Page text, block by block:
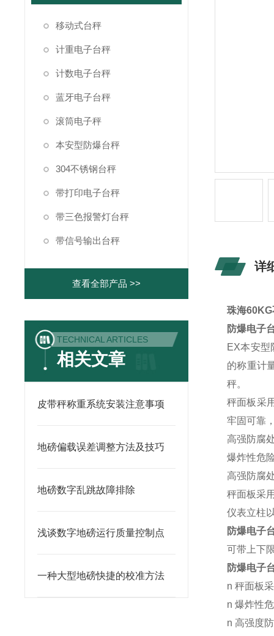
移动式台秤
计重电子台秤
计数电子台秤
蓝牙电子台秤
滚筒电子秤
本安型防爆台秤
304不锈钢台秤
带打印电子台秤
带三色报警灯台秤
带信号输出台秤
查看全部产品 >>
TECHNICAL ARTICLES
相关文章
皮带秤称重系统安装注意事项
地磅偏载误差调整方法及技巧
地磅数字乱跳故障排除
浅谈数字地磅运行质量控制点
一种大型地磅快捷的校准方法
详
珠海
防爆电子
EX本安型
的称重计
秤。
秤面板采
牢固可靠
高强防腐
爆炸性危
高强防腐
秤面板采
仪表立柱
防爆电子
可带上下
防爆电子
n 秤面板
n 爆炸性
n 高强度